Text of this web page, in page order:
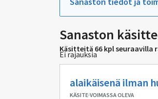
Sanaston
Käsitteitä 66 kpl seuraavilla
Ei rajauksia
alaikäisenä ilman
KÄSITE·VOIMASSA OLEVA